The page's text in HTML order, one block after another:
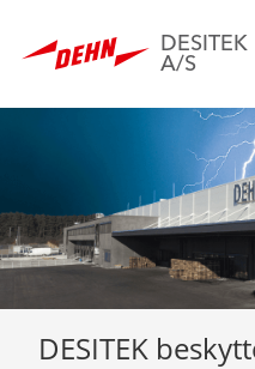
DESITEK
A/S
DESITEK